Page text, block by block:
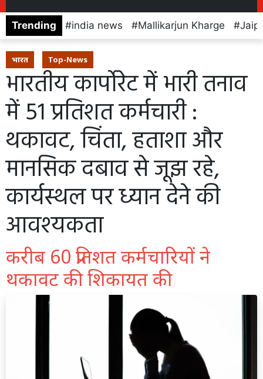
Trending india news Mallikarjun Kharge
भारत Top-News
भारतीय कार्पोरेट में भारी तनाव
में 51 प्रतिशत कर्मचारी :
थकावट, चिंता, हताशा और
मानसिक दबाव से जूझ रहे,
कार्यस्थल पर ध्यान देने की
आवश्यकता
करीब 60 प्रतिशत कर्मचारियों ने
थकावट की शिकायत की